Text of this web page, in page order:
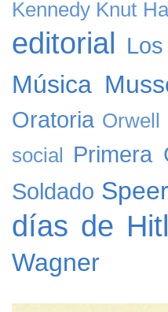
Kennedy Knut
editorial
Música
Oratoria Orwell
social Primera
Soldado Speer
días de
Wagner